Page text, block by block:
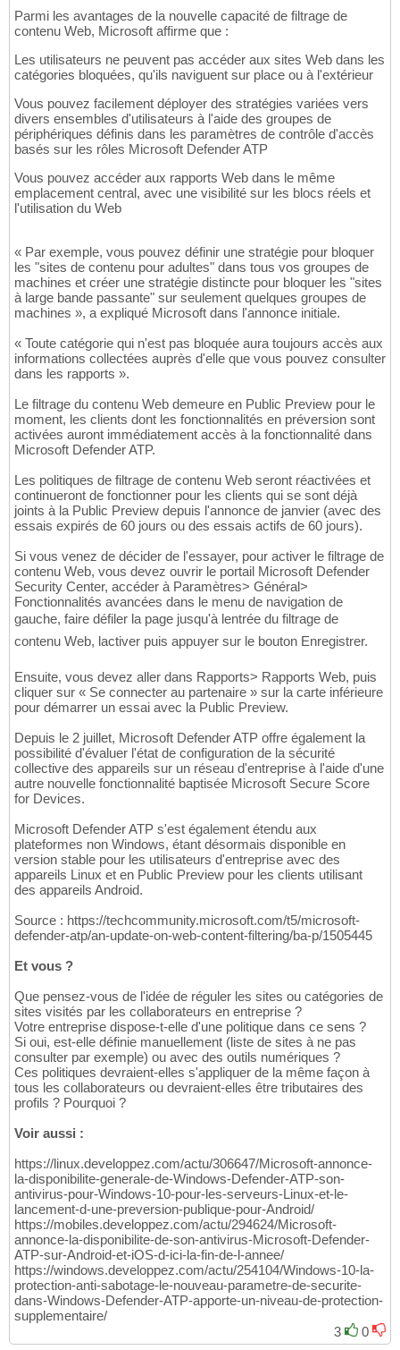
Parmi les avantages de la nouvelle capacité de filtrage de
contenu Web, Microsoft affirme que :
Les utilisateurs ne peuvent pas accéder aux sites Web dans les
catégories bloquées, qu'ils naviguent sur place ou à l'extérieur
Vous pouvez facilement déployer des stratégies variées vers
divers ensembles d'utilisateurs à l'aide des groupes de
périphériques définis dans les paramètres de contrôle d'accès
basés sur les rôles Microsoft Defender ATP
Vous pouvez accéder aux rapports Web dans le même
emplacement central, avec une visibilité sur les blocs réels et
l'utilisation du Web
« Par exemple, vous pouvez définir une stratégie pour bloquer
les "sites de contenu pour adultes" dans tous vos groupes de
machines et créer une stratégie distincte pour bloquer les "sites
à large bande passante" sur seulement quelques groupes de
machines », a expliqué Microsoft dans l'annonce initiale.
« Toute catégorie qui n'est pas bloquée aura toujours accès aux
informations collectées auprès d'elle que vous pouvez consulter
dans les rapports ».
Le filtrage du contenu Web demeure en Public Preview pour le
moment, les clients dont les fonctionnalités en préversion sont
activées auront immédiatement accès à la fonctionnalité dans
Microsoft Defender ATP.
Les politiques de filtrage de contenu Web seront réactivées et
continueront de fonctionner pour les clients qui se sont déjà
joints à la Public Preview depuis l'annonce de janvier (avec des
essais expirés de 60 jours ou des essais actifs de 60 jours).
Si vous venez de décider de l'essayer, pour activer le filtrage de
contenu Web, vous devez ouvrir le portail Microsoft Defender
Security Center, accéder à Paramètres> Général>
Fonctionnalités avancées dans le menu de navigation de
gauche, faire défiler la page jusqu'à lentrée du filtrage de
contenu Web, lactiver puis appuyer sur le bouton Enregistrer.
Ensuite, vous devez aller dans Rapports> Rapports Web, puis
cliquer sur « Se connecter au partenaire » sur la carte inférieure
pour démarrer un essai avec la Public Preview.
Depuis le 2 juillet, Microsoft Defender ATP offre également la
possibilité d'évaluer l'état de configuration de la sécurité
collective des appareils sur un réseau d'entreprise à l'aide d'une
autre nouvelle fonctionnalité baptisée Microsoft Secure Score
for Devices.
Microsoft Defender ATP s'est également étendu aux
plateformes non Windows, étant désormais disponible en
version stable pour les utilisateurs d'entreprise avec des
appareils Linux et en Public Preview pour les clients utilisant
des appareils Android.
Source : https://techcommunity.microsoft.com/t5/microsoft-
defender-atp/an-update-on-web-content-filtering/ba-p/1505445
Et vous ?
Que pensez-vous de l'idée de réguler les sites ou catégories de
sites visités par les collaborateurs en entreprise ?
Votre entreprise dispose-t-elle d'une politique dans ce sens ?
Si oui, est-elle définie manuellement (liste de sites à ne pas
consulter par exemple) ou avec des outils numériques ?
Ces politiques devraient-elles s'appliquer de la même façon à
tous les collaborateurs ou devraient-elles être tributaires des
profils ? Pourquoi ?
Voir aussi :
https://linux.developpez.com/actu/306647/Microsoft-annonce-
la-disponibilite-generale-de-Windows-Defender-ATP-son-
antivirus-pour-Windows-10-pour-les-serveurs-Linux-et-le-
lancement-d-une-preversion-publique-pour-Android/
https://mobiles.developpez.com/actu/294624/Microsoft-
annonce-la-disponibilite-de-son-antivirus-Microsoft-Defender-
ATP-sur-Android-et-iOS-d-ici-la-fin-de-l-annee/
https://windows.developpez.com/actu/254104/Windows-10-la-
protection-anti-sabotage-le-nouveau-parametre-de-securite-
dans-Windows-Defender-ATP-apporte-un-niveau-de-protection-
supplementaire/
3
0